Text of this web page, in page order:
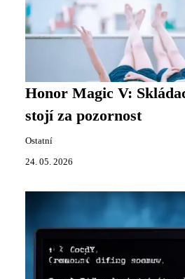
Honor Magic V:
stojí za pozornost
Ostatní
24. 05. 2026